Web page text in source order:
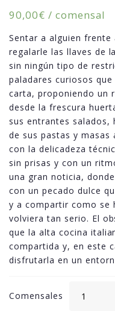
90,00€ / comensal
Sentar a alguien frente
regalarle las llaves de
sin ningún tipo de
paladares curiosos
carta, proponiendo un
desde la frescura
sus entrantes
de sus pastas y
con la delicadeza
sin prisas y con un
una gran noticia,
con un pecado dulce
y a compartir como se
volviera tan serio. El
que la alta cocina
compartida y, en este
disfrutarla en un
Comensales